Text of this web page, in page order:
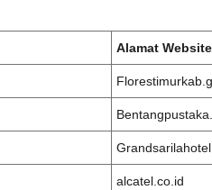
Alamat Website
alcatel.co.id